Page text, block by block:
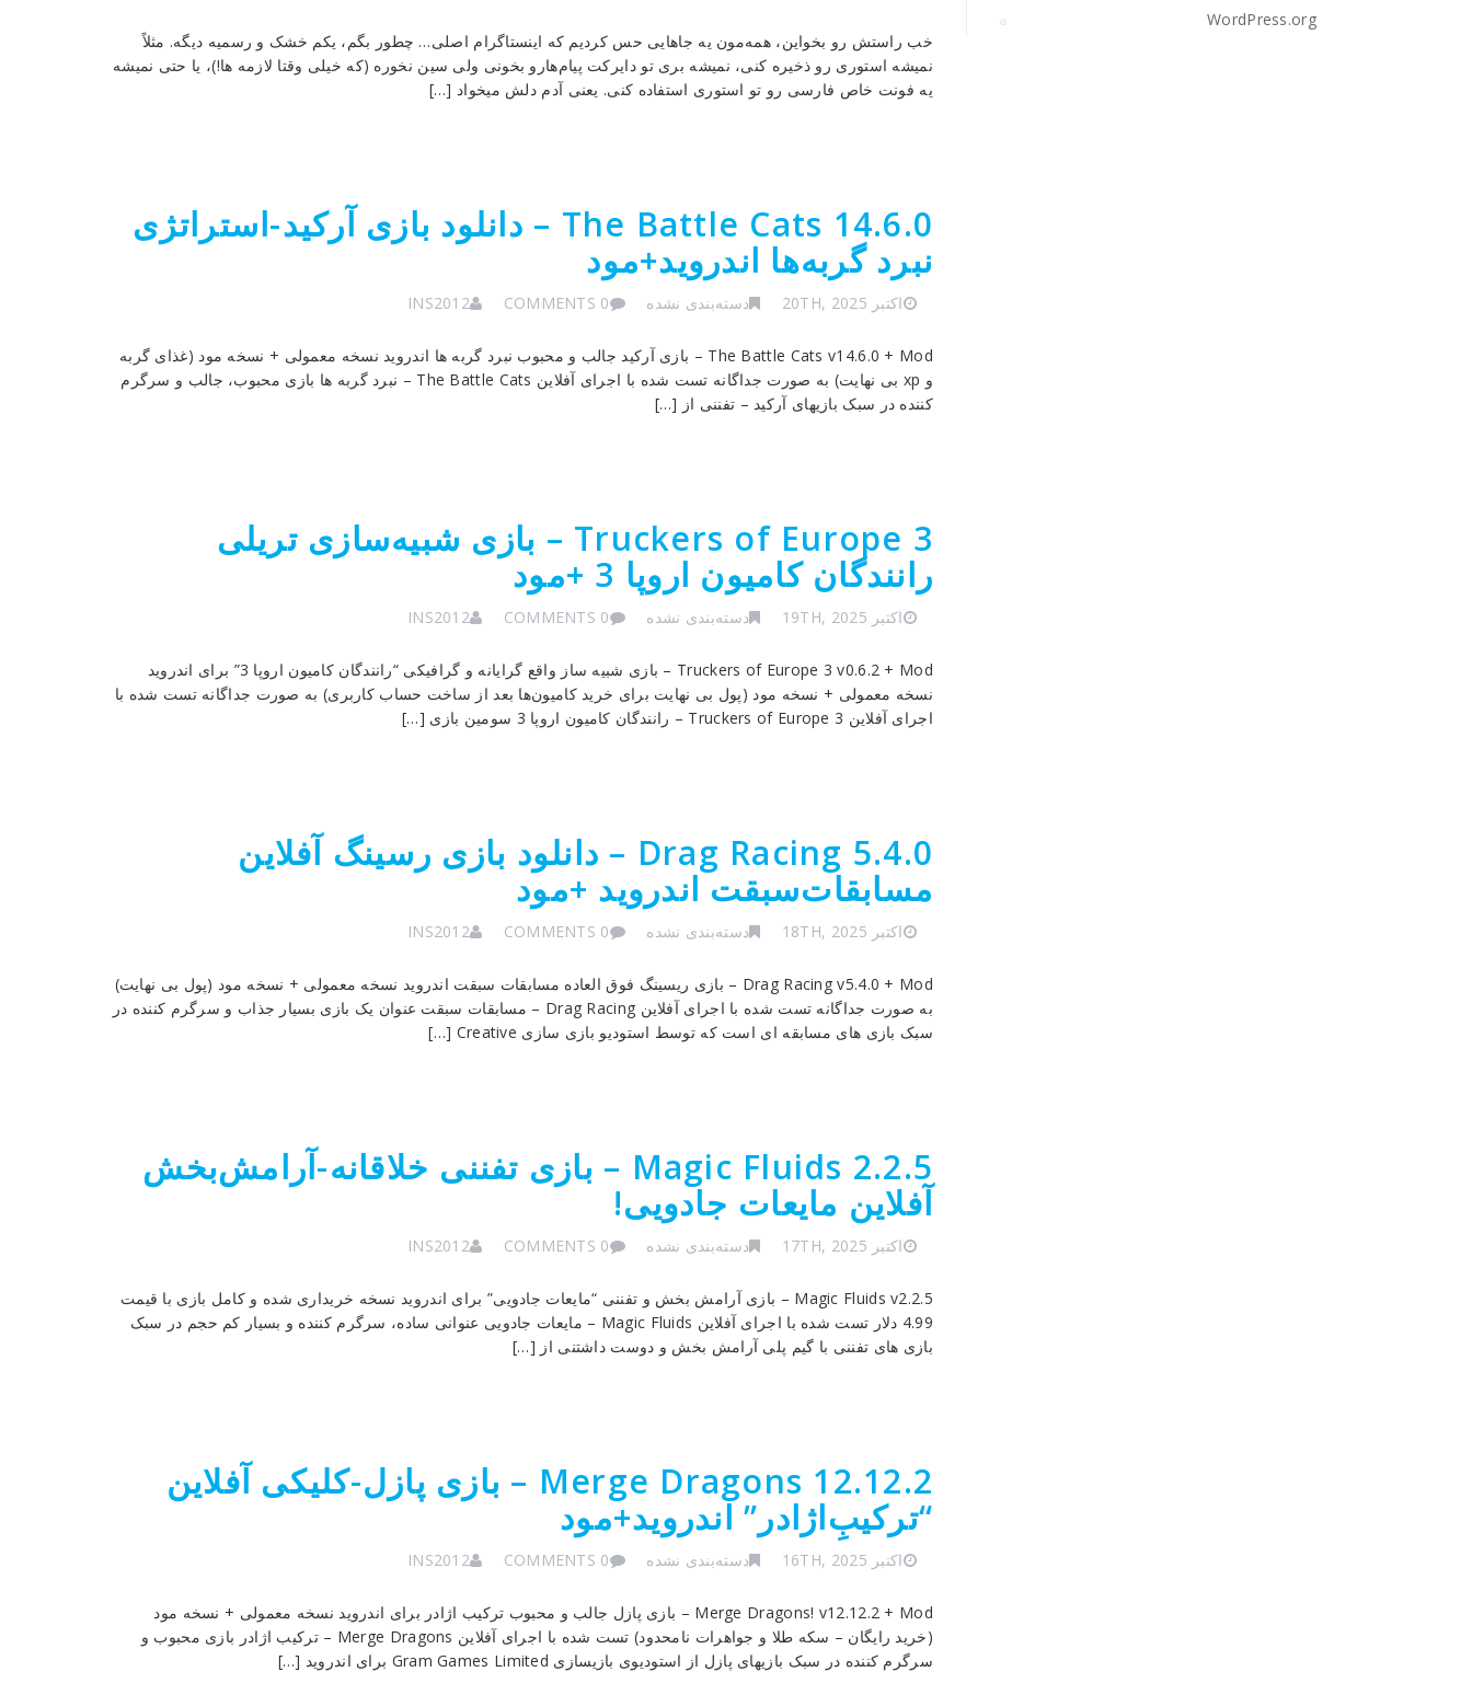
خب راستش رو بخواین، همه‌مون یه جاهایی حس کردیم که اینستاگرام اصلی… چطور بگم، یکم خشک و رسمیه دیگه. مثلاً
نمیشه استوری رو ذخیره کنی، نمیشه بری تو دایرکت پیام‌هارو بخونی ولی سین نخوره (که خیلی وقتا لازمه ها!)، یا حتی نمیشه
یه فونت خاص فارسی رو تو استوری استفاده کنی. یعنی آدم دلش میخواد […]
The Battle Cats 14.6.0 – دانلود بازی آرکید-استراتژی
نبرد گربه‌ها اندروید+مود
اکتبر 20TH, 2025 دسته‌بندی نشده 0 COMMENTS
INS2012
The Battle Cats v14.6.0 + Mod – بازی آرکید جالب و محبوب نبرد گربه ها اندروید نسخه معمولی + نسخه مود (غذای گربه
و xp بی نهایت) به صورت جداگانه تست شده با اجرای آفلاین The Battle Cats – نبرد گربه ها بازی محبوب، جالب و سرگرم
کننده در سبک بازیهای آرکید – تفننی از […]
Truckers of Europe 3 – بازی شبیه‌سازی تریلی
رانندگان‌ کامیون‌ اروپا 3 +مود
اکتبر 19TH, 2025 دسته‌بندی نشده 0 COMMENTS
INS2012
Truckers of Europe 3 v0.6.2 + Mod – بازی شبیه ساز واقع گرایانه و گرافیکی “رانندگان کامیون اروپا 3” برای اندروید
نسخه معمولی + نسخه مود (پول بی نهایت برای خرید کامیون‌ها بعد از ساخت حساب کاربری) به صورت جداگانه تست شده با
اجرای آفلاین Truckers of Europe 3 – رانندگان کامیون اروپا 3 سومین بازی […]
Drag Racing 5.4.0 – دانلود بازی رسینگ آفلاین
مسابقات‌سبقت اندروید +مود
اکتبر 18TH, 2025 دسته‌بندی نشده 0 COMMENTS
INS2012
Drag Racing v5.4.0 + Mod – بازی ریسینگ فوق العاده مسابقات سبقت اندروید نسخه معمولی + نسخه مود (پول بی نهایت)
به صورت جداگانه تست شده با اجرای آفلاین Drag Racing – مسابقات سبقت عنوان یک بازی بسیار جذاب و سرگرم کننده در
سبک بازی های مسابقه ای است که توسط استودیو بازی سازی Creative […]
Magic Fluids 2.2.5 – بازی تفننی خلاقانه-آرامش‌بخش
آفلاین مایعات جادویی!
اکتبر 17TH, 2025 دسته‌بندی نشده 0 COMMENTS
INS2012
Magic Fluids v2.2.5 – بازی آرامش بخش و تفننی “مایعات جادویی” برای اندروید نسخه خریداری شده و کامل بازی با قیمت
4.99 دلار تست شده با اجرای آفلاین Magic Fluids – مایعات جادویی عنوانی ساده، سرگرم کننده و بسیار کم حجم در سبک
بازی های تفننی با گیم پلی آرامش بخش و دوست داشتنی از […]
Merge Dragons 12.12.2 – بازی پازل-کلیکی آفلاین
“ترکیب‌ِاژادر” اندروید+مود
اکتبر 16TH, 2025 دسته‌بندی نشده 0 COMMENTS
INS2012
Merge Dragons! v12.12.2 + Mod – بازی پازل جالب و محبوب ترکیب اژادر برای اندروید نسخه معمولی + نسخه مود
(خرید رایگان – سکه طلا و جواهرات نامحدود) تست شده با اجرای آفلاین Merge Dragons – ترکیب اژادر بازی محبوب و
سرگرم کننده در سبک بازیهای پازل از استودیوی بازیسازی Gram Games Limited برای اندروید […]
WordPress.org